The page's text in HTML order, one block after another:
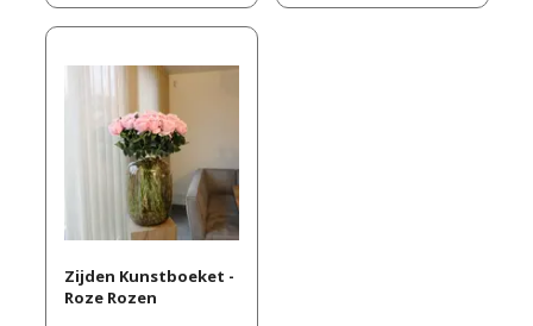
Zijden Kunstboeket -
Roze Rozen